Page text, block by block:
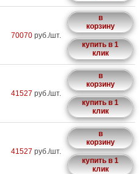
70070 руб./шт.
в
корзину
купить в 1
клик
41527 руб./шт.
в
корзину
купить в 1
клик
41527 руб./шт.
в
корзину
купить в 1
клик